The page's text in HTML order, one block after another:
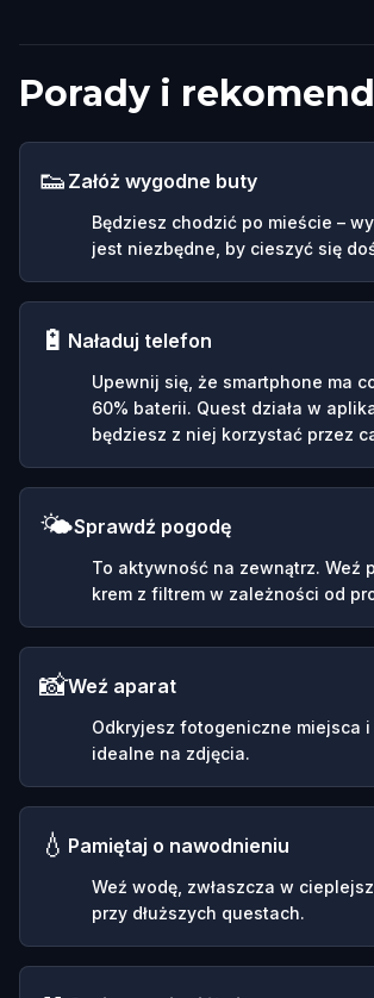
Porady i
👟 Załóż wygodne buty
Będziesz chodzić po mieście –
jest niezbędne, by cieszyć się
🔋 Naładuj telefon
Upewnij się, że smartphone ma
60% baterii. Quest działa w
będziesz z niej korzystać przez
🌤️Sprawdź pogodę
To aktywność na zewnątrz. Weź
krem z filtrem w zależności od
📸Weź aparat
Odkryjesz fotogeniczne miejsca i
idealne na zdjęcia.
💧 Pamiętaj o nawodnieniu
Weź wodę, zwłaszcza w
przy dłuższych questach.